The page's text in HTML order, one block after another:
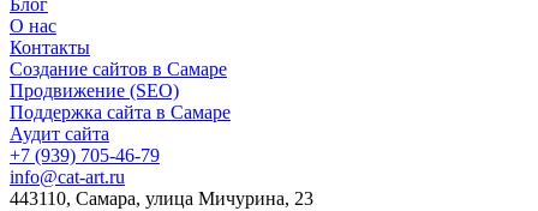
Блог
О нас
Контакты
Создание сайтов в Самаре
Продвижение (SEO)
Поддержка сайта в Самаре
Аудит сайта
+7 (939) 705-46-79
info@cat-art.ru
443110, Самара, улица Мичурина, 23